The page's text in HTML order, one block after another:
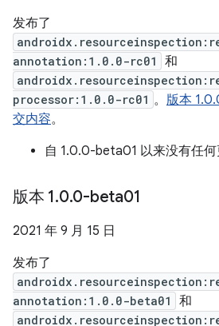
发布了
annotation:1.0.0-rc01
和
processor:1.0.0-rc01 。 版本
交内容。
自 1.0.0-beta01 以来没有任何
版本 1.0.0-beta01
2021 年 9 月 15 日
发布了
annotation:1.0.0-beta01
和